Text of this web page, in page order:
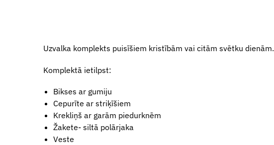
Uzvalka komplekts puisīšiem kristībām vai citām svētku dienām.
Komplektā ietilpst:
Bikses ar gumiju
Cepurīte ar striķīšiem
Krekliņš ar garām piedurknēm
Žakete- siltā polārjaka
Veste